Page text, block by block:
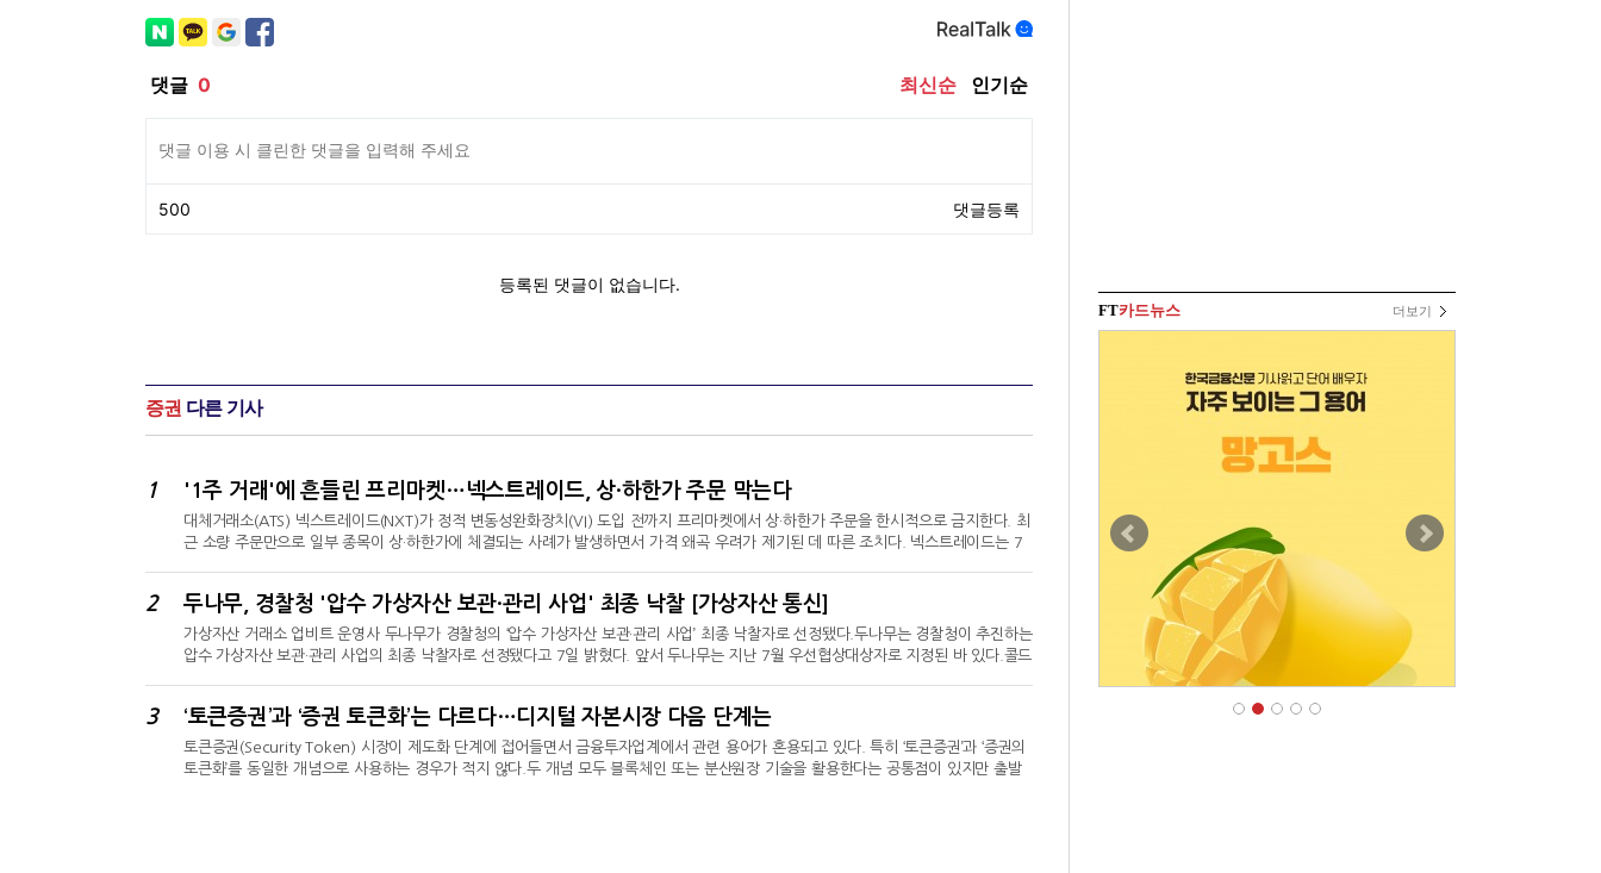
증권 다른 기사
1 '1주 거래'에 흔들린 프리마켓…넥스트레이드, 상·하한가 주문 막는다
대체거래소(ATS) 넥스트레이드(NXT)가 정적 변동성완화장치(VI) 도입 전까지 프리마켓에서 상·하한가 주문을 한시적으로 금지한다. 최
근 소량 주문만으로 일부 종목이 상·하한가에 체결되는 사례가 발생하면서 가격 왜곡 우려가 제기된 데 따른 조치다. 넥스트레이드는 7
달 들어서도 삼성전기와 알테오젠이 각각 1주 매수만으로 상한가를 기록했다. 지난 6일에는 SK하이
2 두나무, 경찰청 '압수 가상자산 보관·관리 사업' 최종 낙찰 [가상자산 통신]
가상자산 거래소 업비트 운영사 두나무가 경찰청의 ‘압수 가상자산 보관·관리 사업’ 최종 낙찰자로 선정됐다.두나무는 경찰청이 추진하는
압수 가상자산 보관·관리 사업의 최종 낙찰자로 선정됐다고 7일 밝혔다. 앞서 두나무는 지난 7월 우선협상대상자로 지정된 바 있다.콜드
‘업비트 커스터디’를 통해 보관·관리된다. 업비트 커스터디는 야간과 휴일에도 공백 없이 운영
3 ‘토큰증권’과 ‘증권 토큰화’는 다르다…디지털 자본시장 다음 단계는
토큰증권(Security Token) 시장이 제도화 단계에 접어들면서 금융투자업계에서 관련 용어가 혼용되고 있다. 특히 ‘토큰증권’과 ‘증권의
토큰화’를 동일한 개념으로 사용하는 경우가 적지 않다.두 개념 모두 블록체인 또는 분산원장 기술을 활용한다는 공통점이 있지만 출발
FT카드뉴스 더보기